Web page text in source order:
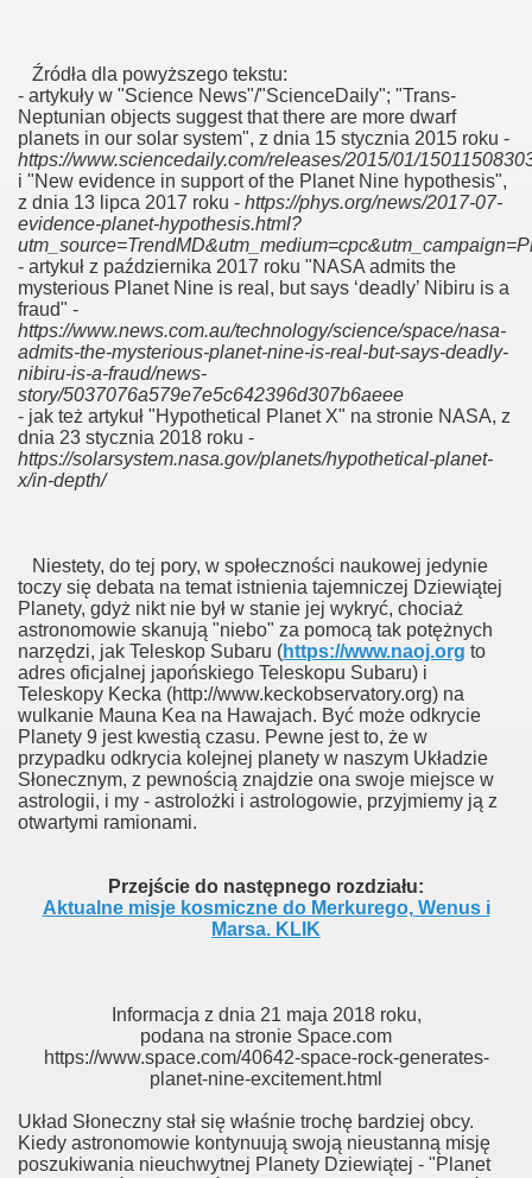
Źródła dla powyższego tekstu:
- artykuły w "Science News"/"ScienceDaily"; "Trans-
Neptunian objects suggest that there are more dwarf
planets in our solar system", z dnia 15 stycznia 2015 roku -
https://www.sciencedaily.com/releases/2015/01/
i "New evidence in support of the Planet Nine hypothesis",
z dnia 13 lipca 2017 roku - https://phys.org/news/2017-07-
evidence-planet-hypothesis.html?
- artykuł z października 2017 roku "NASA admits the
mysterious Planet Nine is real, but says ‘deadly’ Nibiru is a
fraud" -
https://www.news.com.au/technology/science/space/nasa-
admits-the-mysterious-planet-nine-is-real-but-says-deadly-
nibiru-is-a-fraud/news-
story/5037076a579e7e5c642396d307b6aeee
- jak też artykuł "Hypothetical Planet X" na stronie NASA, z
dnia 23 stycznia 2018 roku -
https://solarsystem.nasa.gov/planets/hypothetical-planet-
x/in-depth/
Niestety, do tej pory, w społeczności naukowej jedynie
toczy się debata na temat istnienia tajemniczej Dziewiątej
Planety, gdyż nikt nie był w stanie jej wykryć, chociaż
astronomowie skanują "niebo" za pomocą tak potężnych
narzędzi, jak Teleskop Subaru (https://www.naoj.org to
adres oficjalnej japońskiego Teleskopu Subaru) i
Teleskopy Kecka (http://www.keckobservatory.org) na
wulkanie Mauna Kea na Hawajach. Być może odkrycie
Planety 9 jest kwestią czasu. Pewne jest to, że w
przypadku odkrycia kolejnej planety w naszym Układzie
Słonecznym, z pewnością znajdzie ona swoje miejsce w
astrologii, i my - astrolożki i astrologowie, przyjmiemy ją z
otwartymi ramionami.
Przejście do następnego rozdziału:
Aktualne misje kosmiczne do Merkurego, Wenus i
Marsa. KLIK
Informacja z dnia 21 maja 2018 roku,
podana na stronie Space.com
https://www.space.com/40642-space-rock-generates-
planet-nine-excitement.html
Układ Słoneczny stał się właśnie trochę bardziej obcy.
Kiedy astronomowie kontynuują swoją nieustanną misję
poszukiwania nieuchwytnej Planety Dziewiątej - "Planet